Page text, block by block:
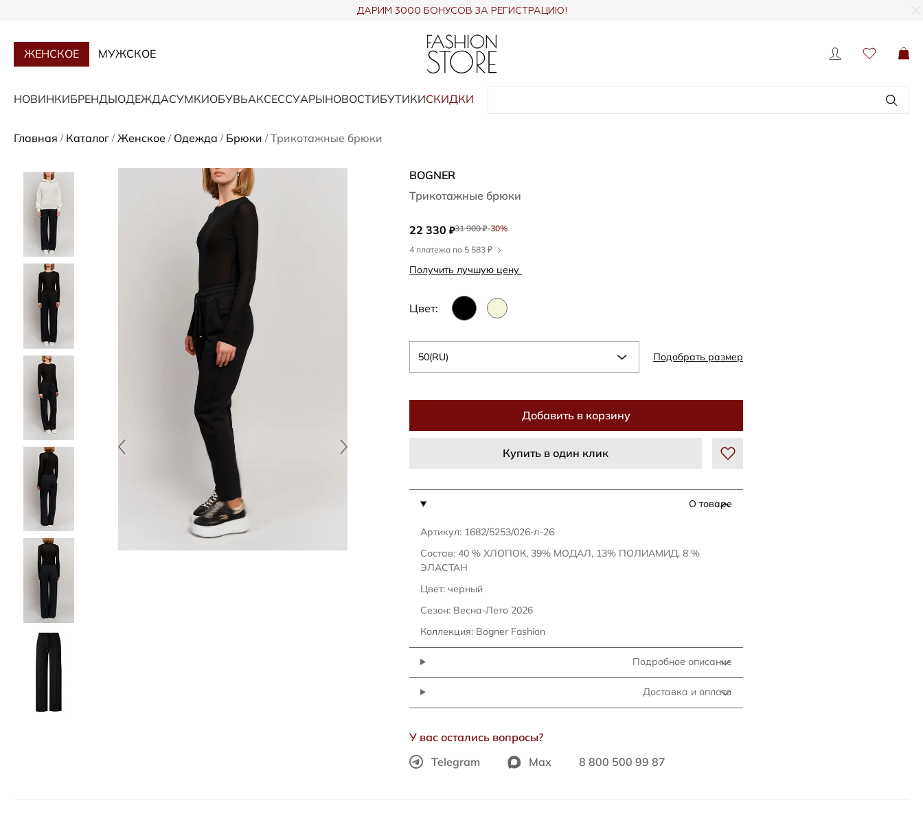
ДАРИМ 3000 БОНУСОВ ЗА РЕГИСТРАЦИЮ!
ЖЕНСКОЕ МУЖСКОЕ
НОВИНКИБРЕНДЫОДЕЖДАСУМКИОБУВЬАКСЕССУАРЫНОВОСТИБУТИКИСКИДКИ
Главная / Каталог / Женское / Одежда / Брюки / Трикотажные брюки
BOGNER
Трикотажные брюки
22 330 ₽31 900₽-30%
4 платежа по 5 583 ₽
Получить лучшую цену
Цвет:
50(RU) Подобрать размер
Добавить в корзину
Купить в один клик
О товаре
Артикул: 1682/5253/026-л-26
Состав: 40 % ХЛОПОК, 39% МОДАЛ, 13% ПОЛИАМИД, 8 %
ЭЛАСТАН
Цвет: черный
Сезон: Весна-Лето 2026
Коллекция: Bogner Fashion
Подробное описание
Доставка и оплата
У вас остались вопросы?
Telegram
Max 8 800 500 99 87